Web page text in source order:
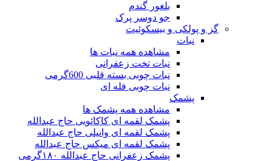
بلغور گندم
جو دوسر پرک
گز و پولکی و بیسکوئیت
نبات
مشاهده همه نبات ها
نبات تخت زعفرانی
نبات چوبی بسته قلبی 600گرمی
نبات چوبی فله ای
پشمک
مشاهده همه پشمک ها
پشمک لقمه ای کاکائویی حاج عبدالله
پشمک لقمه ای وانیلی حاج عبدالله
پشمک لقمه ای میکس حاج عبدالله
پشمک زعفرانی حاج عبدالله ۱۸۰گرمی